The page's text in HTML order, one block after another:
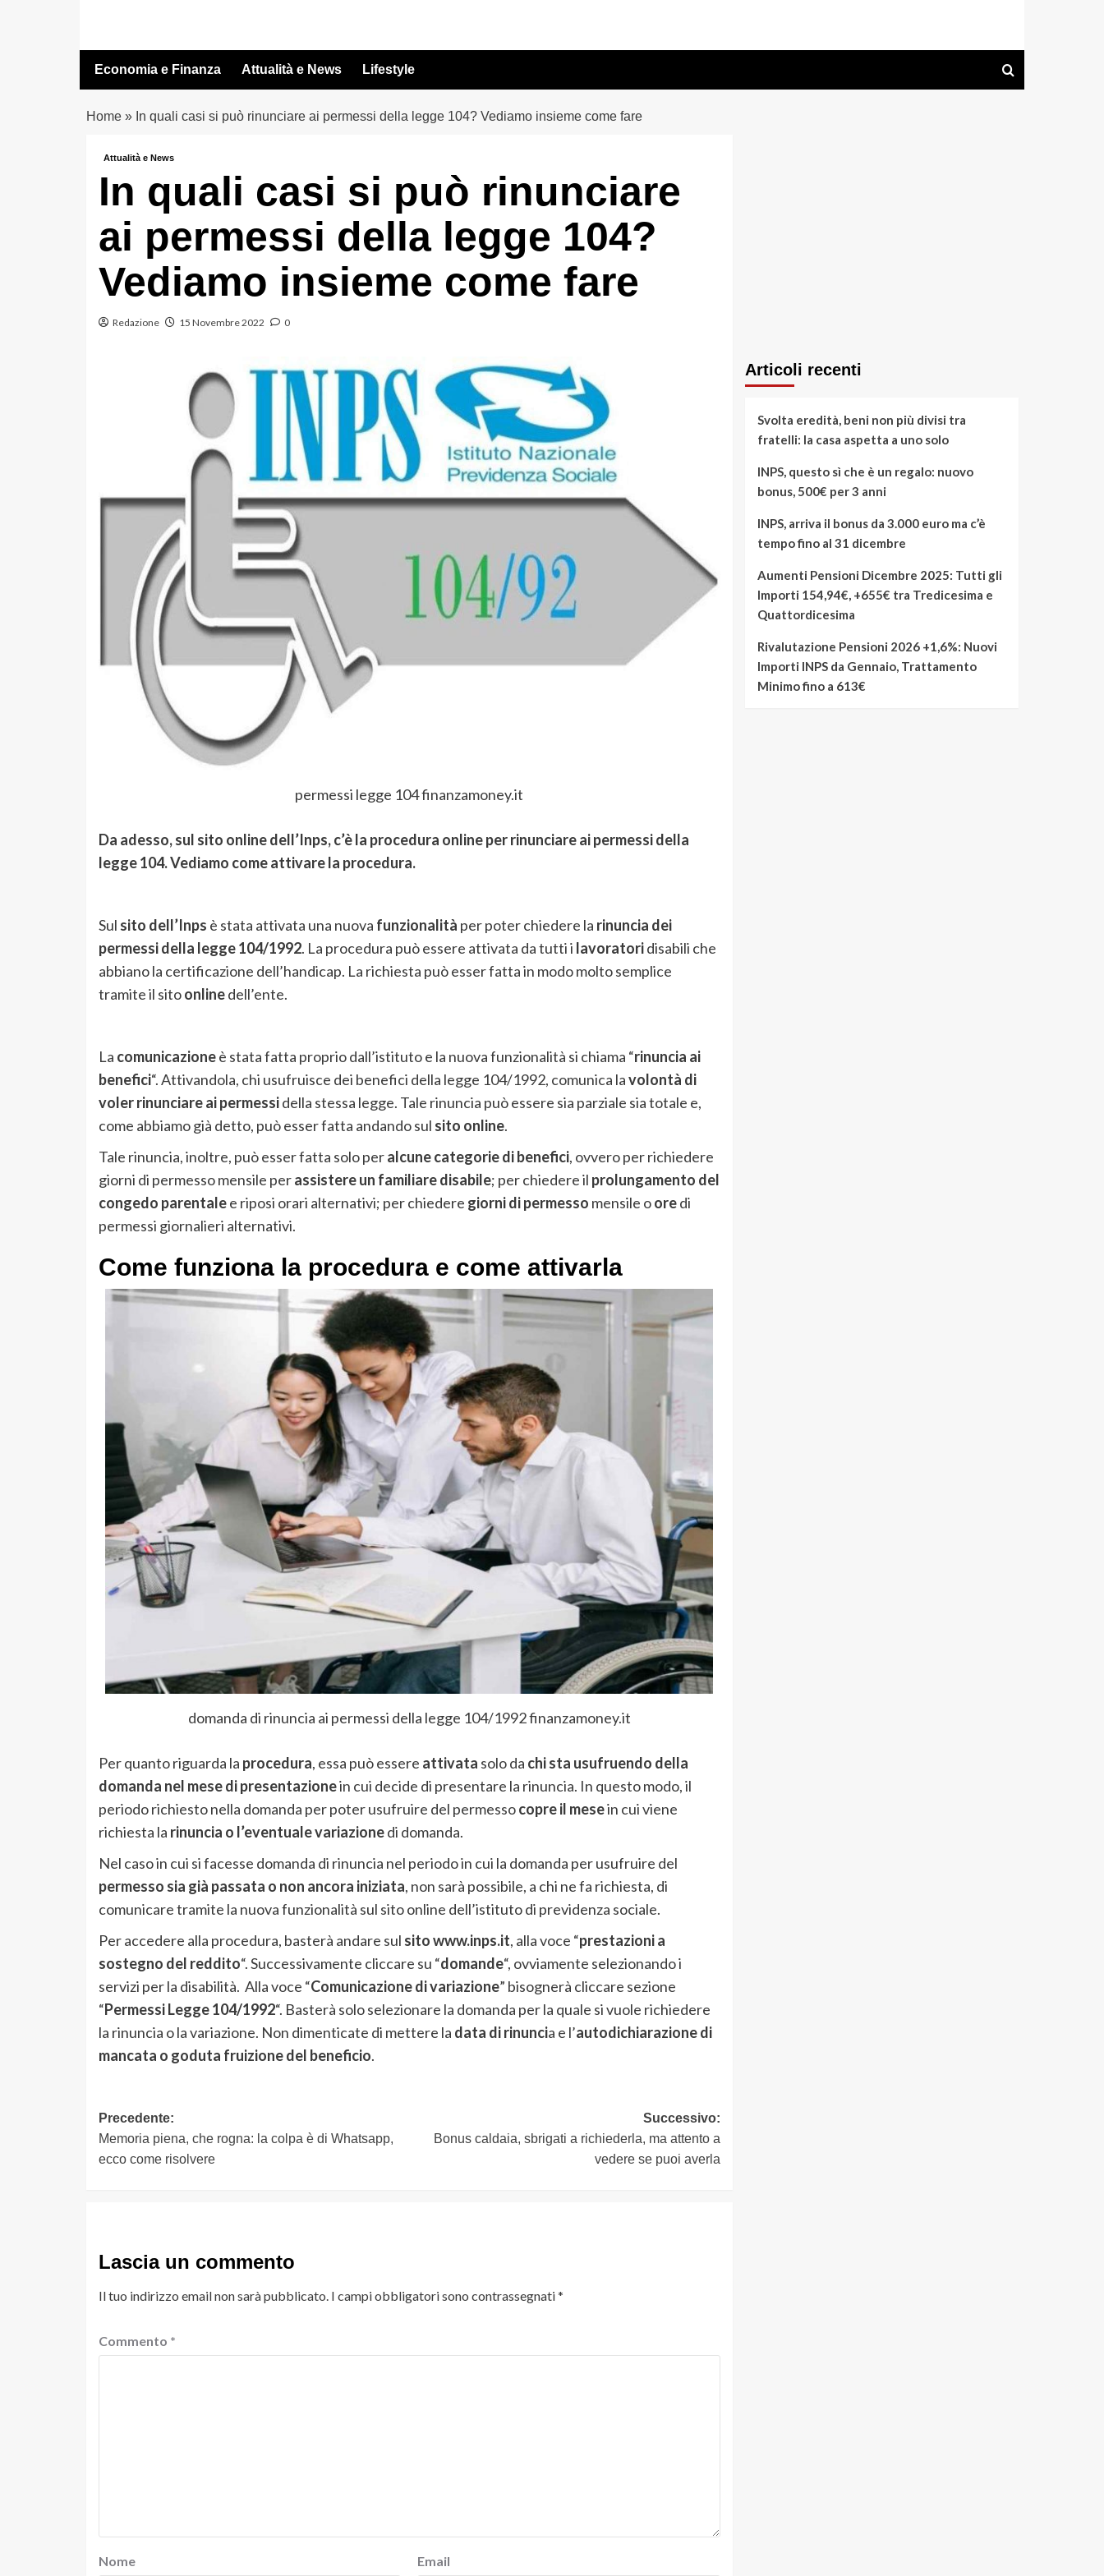
contenuto
Economia e Finanza Attualità e News Lifestyle
Home» In quali casi si può rinunciare ai permessi della legge 104? Vediamo insieme come fare
Attualità e News
In quali casi si può rinunciare
ai permessi della legge 104?
Vediamo insieme come fare
Redazione 15 Novembre 2022 0
permessi legge 104 finanzamoney.it
Da adesso, sul sito online dell’Inps, c’è la procedura online per rinunciare ai permessi della
legge 104. Vediamo come attivare la procedura.
Sul sito dell’Inps è stata attivata una nuova funzionalità per poter chiedere la rinuncia dei
permessi della legge 104/1992. La procedura può essere attivata da tutti i lavoratoridisabili che
abbiano la certificazione dell’handicap. La richiesta può esser fatta in modo molto semplice
tramite il sitoonlinedell’ente.
La comunicazioneè stata fatta proprio dall’istituto e la nuova funzionalità si chiama “rinuncia ai
benefici“. Attivandola, chi usufruisce dei benefici della legge 104/1992, comunica lavolontà di
voler rinunciare ai permessidella stessa legge. Tale rinuncia può essere sia parziale sia totale e,
come abbiamo già detto, può esser fatta andando sul sito online.
Tale rinuncia, inoltre, può esser fatta solo peralcune categorie di benefici, ovvero per richiedere
giorni di permesso mensile perassistere un familiare disabile; per chiedere il prolungamento del
congedo parentalee riposi orari alternativi; per chiedere giorni di permesso mensile ooredi
permessi giornalieri alternativi.
Come funziona la procedura e come attivarla
domanda di rinuncia ai permessi della legge 104/1992 finanzamoney.it
Per quanto riguarda la procedura, essa può essere attivata solo da chi sta usufruendo della
domanda nel mese di presentazionein cui decide di presentare la rinuncia. In questo modo, il
periodo richiesto nella domanda per poter usufruire del permessocopre il mesein cui viene
richiesta la rinuncia o l’eventuale variazionedi domanda.
Nel caso in cui si facesse domanda di rinuncia nel periodo in cui la domanda per usufruire del
permesso sia già passata o non ancora iniziata, non sarà possibile, a chi ne fa richiesta, di
comunicare tramite la nuova funzionalità sul sito online dell’istituto di previdenza sociale.
Per accedere alla procedura, basterà andare sul sito www.inps.it, alla voce “prestazioni a
sostegno del reddito“. Successivamente cliccare su “domande“, ovviamente selezionando i
servizi per la disabilità. Alla voce “Comunicazione di variazione” bisognerà cliccare sezione
“Permessi Legge 104/1992“. Basterà solo selezionare la domanda per la quale si vuole richiedere
la rinuncia o la variazione. Non dimenticate di mettere la data di rinuncia e l’autodichiarazione di
mancata o goduta fruizione del beneficio.
Navigazione
articolo
Precedente:
Memoria piena, che rogna: la colpa è di Whatsapp,
ecco come risolvere
Successivo:
Bonus caldaia, sbrigati a richiederla, ma attento a
vedere se puoi averla
Lascia un commento
Il tuo indirizzo email non sarà pubblicato. I campi obbligatori sono contrassegnati*
Commento *
Nome Email
Articoli recenti
Svolta eredità, beni non più divisi tra
fratelli: la casa aspetta a uno solo
INPS, questo sì che è un regalo: nuovo
bonus, 500€ per 3 anni
INPS, arriva il bonus da 3.000 euro ma c’è
tempo fino al 31 dicembre
Aumenti Pensioni Dicembre 2025: Tutti gli
Importi 154,94€, +655€ tra Tredicesima e
Quattordicesima
Rivalutazione Pensioni 2026 +1,6%: Nuovi
Importi INPS da Gennaio, Trattamento
Minimo fino a 613€